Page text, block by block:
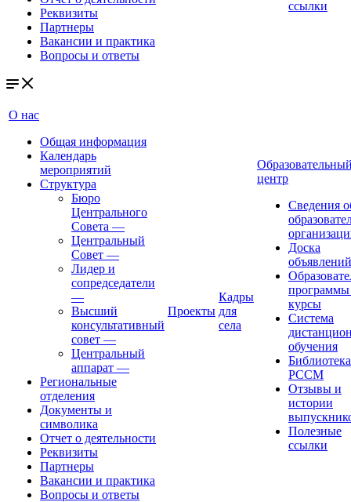
Реквизиты
Партнеры
Вакансии и практика
Вопросы и ответы
ссылки
О нас
Общая информация
Календарь
мероприятий
Структура
Бюро
Центрального
Совета —
Центральный
Совет —
Лидер и
сопредседатели
—
Высший
консультативный
совет —
Центральный
аппарат —
Региональные
отделения
Документы и
символика
Отчет о деятельности
Реквизиты
Партнеры
Вакансии и практика
Вопросы и ответы
Проекты
Кадры
для
села
центр
Сведения
Доска
объявлений
курсы
Система
обучения
Библиотека
РССМ
Отзывы и
истории
Полезные
ссылки